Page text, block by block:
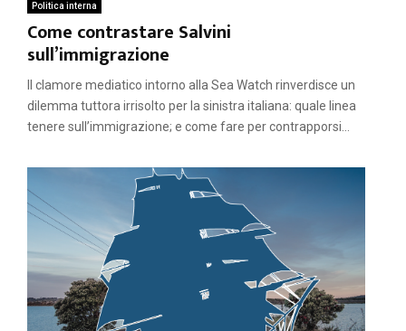
Politica interna
Come contrastare Salvini
sull’immigrazione
Il clamore mediatico intorno alla Sea Watch rinverdisce un
dilemma tuttora irrisolto per la sinistra italiana: quale linea
tenere sull’immigrazione; e come fare per contrapporsi...